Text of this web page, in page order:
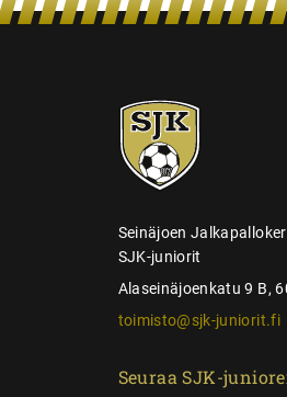
s
SJK-
juniorit
Seinäjoen
SJK-juniorit
Alaseinäjoenkatu 9 B,
toimisto@sjk-juniorit.fi
Seuraa SJK-